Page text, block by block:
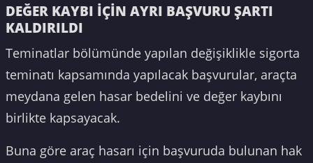
DEĞER KAYBI İÇİN AYRI BAŞVURU ŞARTI
KALDIRILDI
Teminatlar bölümünde yapılan değişiklikle sigorta
teminatı kapsamında yapılacak başvurular, araçta
meydana gelen hasar bedelini ve değer kaybını
birlikte kapsayacak.
Buna göre araç hasarı için başvuruda bulunan hak